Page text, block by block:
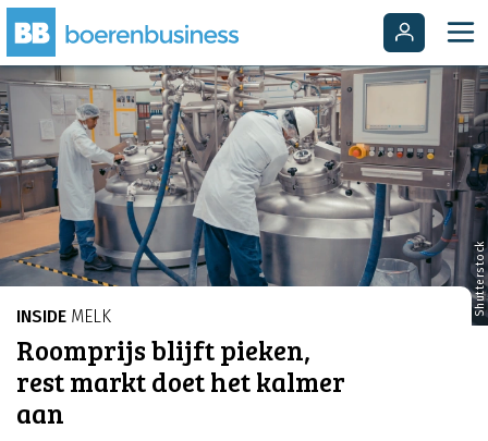
Shutterstock
INSIDE MELK
Roomprijs blijft pieken,
rest markt doet het kalmer
aan